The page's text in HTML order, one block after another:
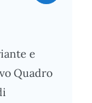
e
Quadro